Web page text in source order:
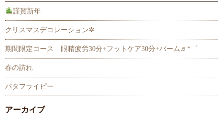
謹賀新年
クリスマスデコレーション✲
期間限定コース 眼精疲労30分+フットケア30分+バーム♬*゜
春の訪れ
バタフライピー
アーカイブ